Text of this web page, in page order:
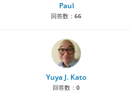
Paul
回答数： 66
Yuya J. Kato
回答数： 0